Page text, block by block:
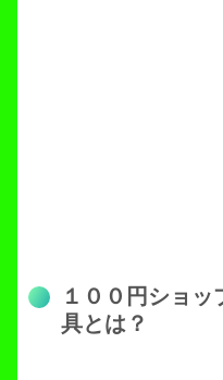
１００円ショッ
具とは？